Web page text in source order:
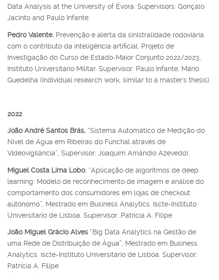
Data Analysis at the University of Évora. Supervisors: Gonçalo
Jacinto and Paulo Infante.
Pedro Valente. Prevenção e alerta da sinistralidade rodoviária
com o contributo da inteligência artificial. Projeto de
Investigação do Curso de Estado-Maior Conjunto 2022/2023,
Instituto Universitário Militar. Supervisor: Paulo Infante, Mário
Guedelha (Individual research work, similar to a master's thesis).
2022
João André Santos Brás, “Sistema Automático de Medição do
Nível de Água em Ribeiras do Funchal através de
Videovigilância”, Supervisor: Joaquim Amândio Azevedo).
Miguel Costa Lima Lobo, “Aplicação de algoritmos de deep
learning: Modelo de reconhecimento de imagem e análise do
comportamento dos consumidores em lojas de checkout
autónomo”, Mestrado em Business Analytics. Iscte-Instituto
Universitário de Lisboa. Supervisor: Patrícia A. Filipe
João Miguel Grácio Alves “Big Data Analytics na Gestão de
uma Rede de Distribuição de Água”, Mestrado em Business
Analytics. Iscte-Instituto Universitário de Lisboa. Supervisor:
Patrícia A. Filipe